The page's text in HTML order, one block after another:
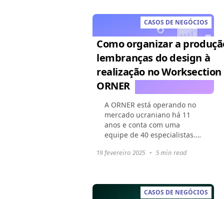
operacionais. Para...
CASOS DE NEGÓCIOS
Como organizar a
lembranças do design à
realização no Worksection
ORNER
A ORNER está operando no
mercado ucraniano há 11
anos e conta com uma
equipe de 40 especialistas.
marketeiros, logísticos,
está em constante...
19 fevereiro 2025 • 5 min read
CASOS DE NEGÓCIOS